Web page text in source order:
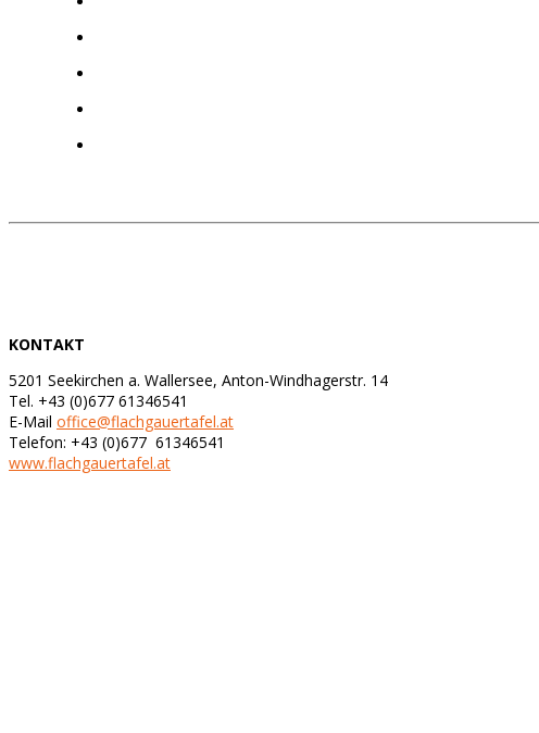
KONTAKT
5201 Seekirchen a. Wallersee, Anton-Windhagerstr. 14
Tel. +43 (0)677 61346541
E-Mail office@flachgauertafel.at
Telefon: +43 (0)677 61346541
www.flachgauertafel.at